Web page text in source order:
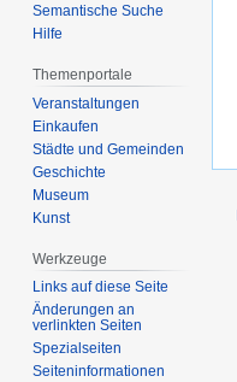
Semantische Suche
Hilfe
Themenportale
Veranstaltungen
Einkaufen
Städte und Gemeinden
Geschichte
Museum
Kunst
Werkzeuge
Links auf diese Seite
Änderungen an
verlinkten Seiten
Spezialseiten
Seiten­­informationen